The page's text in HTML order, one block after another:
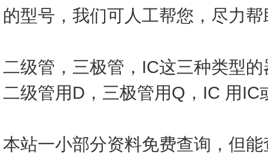
的型号，我们可人工帮您，尽力
二级管，三极管，IC这三种类型
二级管用D，三极管用Q，IC 用IC
本站一小部分资料免费查询，但